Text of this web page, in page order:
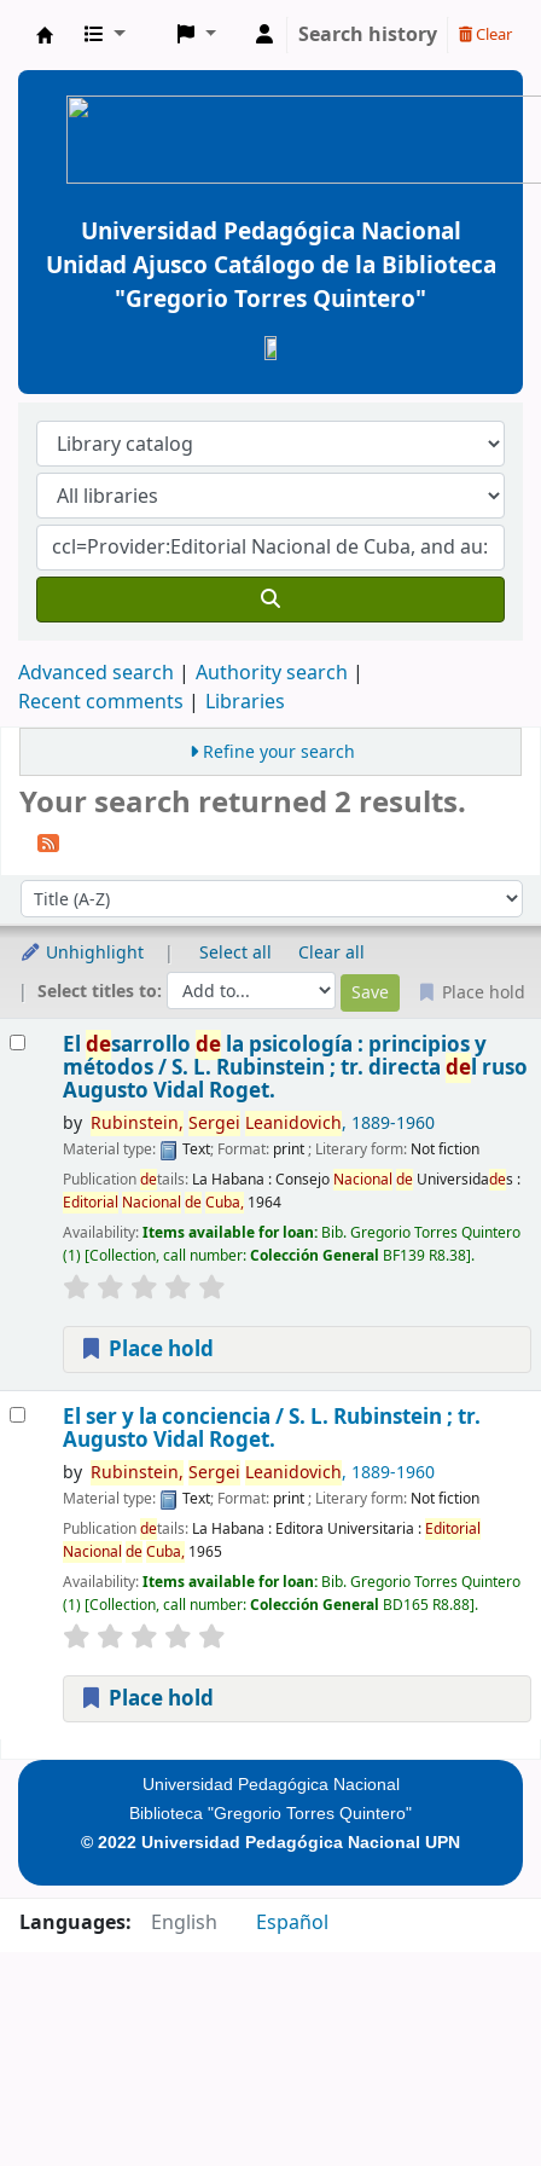
BiblioGTQ
Search history Clear
Universidad Pedagógica Nacional
Unidad Ajusco Catálogo de la Biblioteca
"Gregorio Torres Quintero"
Advanced search
Authority search
Recent comments
Libraries
Refine your search
Your search returned 2 results.
Sort by:
Unhighlight Select all
Clear all
Select titles to:
Place hold
El desarrollo dela psicología : principios y
métodos /S. L. Rubinstein ; tr. directa del ruso
Augusto Vidal Roget.
by Rubinstein, Sergei Leanidovich, 1889-1960
Material type: Text; Format: print; Literary form: Not fiction
Publicationdetails: La Habana :Consejo Nacional deUniversidades :
Editorial Nacional deCuba, 1964
Availability:Items available for loan: Bib. Gregorio Torres Quintero
(1) Collection, call number:Colección General BF139 R8.38 .
Place hold
El ser y la conciencia /S. L. Rubinstein ; tr.
Augusto Vidal Roget.
by Rubinstein, Sergei Leanidovich, 1889-1960
Material type: Text; Format: print; Literary form: Not fiction
Publicationdetails: La Habana : Editora Universitaria : Editorial
Nacional deCuba, 1965
Availability:Items available for loan: Bib. Gregorio Torres Quintero
(1) Collection, call number:Colección General BD165 R8.88 .
Place hold
Universidad Pedagógica Nacional
Biblioteca "Gregorio Torres Quintero"
© 2022 Universidad Pedagógica Nacional UPN
Languages: English Español